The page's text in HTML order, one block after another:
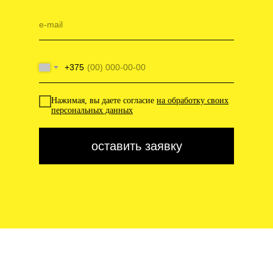
+375
Нажимая, вы даете согласие на обработку своих
персональных данных
оставить заявку